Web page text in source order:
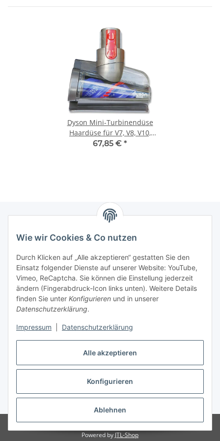
Alle akzeptieren
Konfigurieren
Ablehnen
Wie wir Cookies & Co nutzen
Durch Klicken auf „Alle akzeptieren“ gestatten Sie den
Einsatz folgender Dienste auf unserer Website: YouTube,
Vimeo, ReCaptcha. Sie können die Einstellung jederzeit
ändern (Fingerabdruck-Icon links unten). Weitere Details
finden Sie unter Konfigurieren und in unserer
Datenschutzerklärung.
Impressum Datenschutzerklärung
Nickel/Blau
Dyson V11 Absolute Extra Pro kabelloser Staubsauger
Dyson V11 Animal Extra kabelloser Staubsauger
Dyson V11 Complete Extra kabelloser Staubsauger
Dyson V11 Torque Drive Extra kabelloser Staubsauger
Dyson V11 Total Clean Extra Kabelloser Staubsauger
Anthrazit/Schwarz
Dyson V11 Absolute Extra Pro - Staubsauger Gold GSW
Dyson V11 Absolute Extra Pro - Staubsauger Blue GSW
Nickel/Blau
Serie V10 Cyclone Staubsauger
Dyson V10 Absolute Pro
Dyson V10 Absolute kabelloser Staubsauger
Nickel/Kupfer
Dyson V10 Animal kabelloser Staubsauger Nickel/Violett
Dyson V10 Fluffy
Dyson V10 Parquet
Dyson V10 Parquet Staubsauger
Dyson V10 Total Clean
Anthrazit/Schwarz
Dyson V8 Absolute + (Anthrazit/Titan)
Dyson V8 Absolute + kabelloser Staubsauger
Nickel/Gelb
Dyson V8 Absolute Extra
Dyson Mini-Turbinendüse
Haardüse für V7, V8, V10,
V11, V15 Modelle
67,85 € *
Zahlungsmöglichkeiten
Versandinformationen
Gesetzliche Informationen
Vertrag widerrufen
* Alle Preise inkl. gesetzlicher USt., zzgl.
Powered by JTL-Shop